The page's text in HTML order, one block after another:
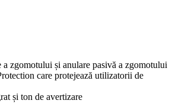
zgomotului și anulare pasivă a zgomotului
care protejează utilizatorii de
și ton de avertizare